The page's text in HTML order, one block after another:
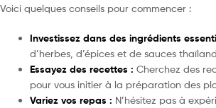
Voici quelques conseils pour commencer :
Investissez dans des ingrédients
d’herbes, d’épices et de sauces
Essayez des recettes : Cherchez des
pour vous initier à la préparation des
Variez vos repas : N’hésitez pas à